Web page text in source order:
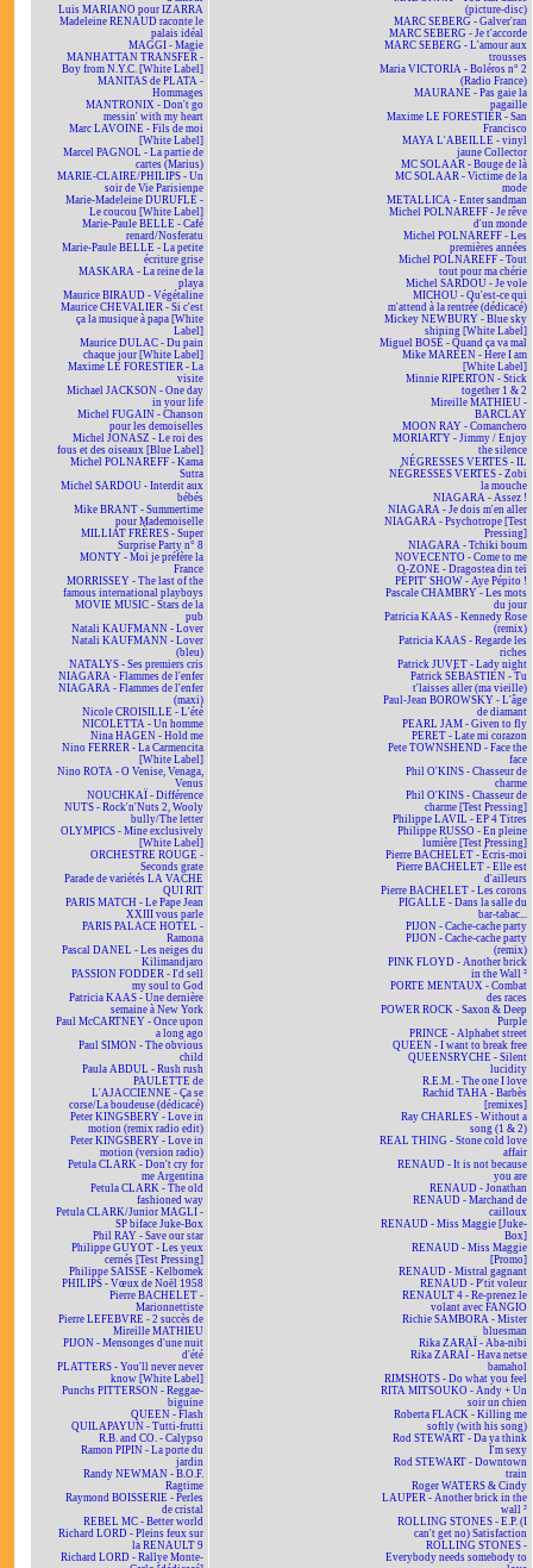
Luis MARIANO pour IZARRA
Madeleine RENAUD raconte le
palais idéal
MAGGI - Magie
MANHATTAN TRANSFER -
Boy from N.Y.C. [White Label]
MANITAS de PLATA -
Hommages
MANTRONIX - Don't go
messin' with my heart
Marc LAVOINE - Fils de moi
[White Label]
Marcel PAGNOL - La partie de
cartes (Marius)
MARIE-CLAIRE/PHILIPS - Un
soir de Vie Parisienne
Marie-Madeleine DURUFLÉ -
Le coucou [White Label]
Marie-Paule BELLE - Café
renard/Nosferatu
Marie-Paule BELLE - La petite
écriture grise
MASKARA - La reine de la
playa
Maurice BIRAUD - Végétaline
Maurice CHEVALIER - Si c'est
ça la musique à papa [White
Label]
Maurice DULAC - Du pain
chaque jour [White Label]
Maxime LE FORESTIER - La
visite
Michael JACKSON - One day
in your life
Michel FUGAIN - Chanson
pour les demoiselles
Michel JONASZ - Le roi des
fous et des oiseaux [Blue Label]
Michel POLNAREFF - Kama
Sutra
Michel SARDOU - Interdit aux
bébés
Mike BRANT - Summertime
pour Mademoiselle
MILLIAT FRÈRES - Super
Surprise Party n° 8
MONTY - Moi je préfère la
France
MORRISSEY - The last of the
famous international playboys
MOVIE MUSIC - Stars de la
pub
Natali KAUFMANN - Lover
Natali KAUFMANN - Lover
(bleu)
NATALYS - Ses premiers cris
NIAGARA - Flammes de l'enfer
NIAGARA - Flammes de l'enfer
(maxi)
Nicole CROISILLE - L'été
NICOLETTA - Un homme
Nina HAGEN - Hold me
Nino FERRER - La Carmencita
[White Label]
Nino ROTA - O Venise, Venaga,
Venus
NOUCHKAÏ - Différence
NUTS - Rock'n'Nuts 2, Wooly
bully/The letter
OLYMPICS - Mine exclusively
[White Label]
ORCHESTRE ROUGE -
Seconds grate
Parade de variétés LA VACHE
QUI RIT
PARIS MATCH - Le Pape Jean
XXIII vous parle
PARIS PALACE HOTEL -
Ramona
Pascal DANEL - Les neiges du
Kilimandjaro
PASSION FODDER - I'd sell
my soul to God
Patricia KAAS - Une dernière
semaine à New York
Paul McCARTNEY - Once upon
a long ago
Paul SIMON - The obvious
child
Paula ABDUL - Rush rush
PAULETTE de
L'AJACCIENNE - Ça se
corse/La boudeuse (dédicacé)
Peter KINGSBERY - Love in
motion (remix radio edit)
Peter KINGSBERY - Love in
motion (version radio)
Petula CLARK - Don't cry for
me Argentina
Petula CLARK - The old
fashioned way
Petula CLARK/Junior MAGLI -
SP biface Juke-Box
Phil RAY - Save our star
Philippe GUYOT - Les yeux
cernés [Test Pressing]
Philippe SAISSE - Kelbomek
PHILIPS - Vœux de Noël 1958
Pierre BACHELET -
Marionnettiste
Pierre LEFEBVRE - 2 succès de
Mireille MATHIEU
PIJON - Mensonges d'une nuit
d'été
PLATTERS - You'll never never
know [White Label]
Punchs PITTERSON - Reggae-
biguine
QUEEN - Flash
QUILAPAYUN - Tutti-frutti
R.B. and CO. - Calypso
Ramon PIPIN - La porte du
jardin
Randy NEWMAN - B.O.F.
Ragtime
Raymond BOISSERIE - Perles
de cristal
REBEL MC - Better world
Richard LORD - Pleins feux sur
la RENAULT 9
Richard LORD - Rallye Monte-
(picture-disc)
MARC SEBERG - Galver'ran
MARC SEBERG - Je t'accorde
MARC SEBERG - L'amour aux
trousses
Maria VICTORIA - Boléros n° 2
(Radio France)
MAURANE - Pas gaie la
pagaille
Maxime LE FORESTIER - San
Francisco
MAYA L'ABEILLE - vinyl
jaune Collector
MC SOLAAR - Bouge de là
MC SOLAAR - Victime de la
mode
METALLICA - Enter sandman
Michel POLNAREFF - Je rêve
d'un monde
Michel POLNAREFF - Les
premières années
Michel POLNAREFF - Tout
tout pour ma chérie
Michel SARDOU - Je vole
MICHOU - Qu'est-ce qui
m'attend à la rentrée (dédicacé)
Mickey NEWBURY - Blue sky
shining [White Label]
Miguel BOSÉ - Quand ça va mal
Mike MAREEN - Here I am
[White Label]
Minnie RIPERTON - Stick
together 1 & 2
Mireille MATHIEU -
BARCLAY
MOON RAY - Comanchero
MORIARTY - Jimmy / Enjoy
the silence
NÉGRESSES VERTES - IL
NÉGRESSES VERTES - Zobi
la mouche
NIAGARA - Assez !
NIAGARA - Je dois m'en aller
NIAGARA - Psychotrope [Test
Pressing]
NIAGARA - Tchiki boum
NOVECENTO - Come to me
O-ZONE - Dragostea din teï
PÉPIT' SHOW - Aye Pépito !
Pascale CHAMBRY - Les mots
du jour
Patricia KAAS - Kennedy Rose
(remix)
Patricia KAAS - Regarde les
riches
Patrick JUVET - Lady night
Patrick SÉBASTIEN - Tu
t'laisses aller (ma vieille)
Paul-Jean BOROWSKY - L'âge
de diamant
PEARL JAM - Given to fly
PERET - Late mi corazon
Pete TOWNSHEND - Face the
face
Phil O'KINS - Chasseur de
charme
Phil O'KINS - Chasseur de
charme [Test Pressing]
Philippe LAVIL - EP 4 Titres
Philippe RUSSO - En pleine
lumière [Test Pressing]
Pierre BACHELET - Écris-moi
Pierre BACHELET - Elle est
d'ailleurs
Pierre BACHELET - Les corons
PIGALLE - Dans la salle du
bar-tabac...
PIJON - Cache-cache party
PIJON - Cache-cache party
(remix)
PINK FLOYD - Another brick
in the Wall ²
PORTE MENTAUX - Combat
des races
POWER ROCK - Saxon & Deep
Purple
PRINCE - Alphabet street
QUEEN - I want to break free
QUEENSRYCHE - Silent
lucidity
R.E.M. - The one I love
Rachid TAHA - Barbès
[remixes]
Ray CHARLES - Without a
song (1 & 2)
REAL THING - Stone cold love
affair
RENAUD - It is not because
you are
RENAUD - Jonathan
RENAUD - Marchand de
cailloux
RENAUD - Miss Maggie [Juke-
Box]
RENAUD - Miss Maggie
[Promo]
RENAUD - Mistral gagnant
RENAUD - P'tit voleur
RENAULT 4 - Re-prenez le
volant avec FANGIO
Richie SAMBORA - Mister
bluesman
Rika ZARAÏ - Aba-nibi
Rika ZARAÏ - Hava netse
bamahol
RIMSHOTS - Do what you feel
RITA MITSOUKO - Andy + Un
soir un chien
Roberta FLACK - Killing me
softly (with his song)
Rod STEWART - Da ya think
I'm sexy
Rod STEWART - Downtown
train
Roger WATERS & Cindy
LAUPER - Another brick in the
wall ²
ROLLING STONES - E.P. (I
can't get no) Satisfaction
ROLLING STONES -
Everybody needs somebody to